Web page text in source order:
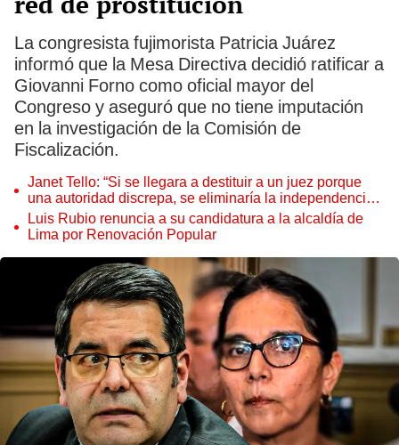
La congresista fujimorista Patricia Juárez
informó que la Mesa Directiva decidió ratificar a
Giovanni Forno como oficial mayor del
Congreso y aseguró que no tiene imputación
en la investigación de la Comisión de
Fiscalización.
Janet Tello: “Si se llegara a destituir a un juez porque
una autoridad discrepa, se eliminaría la independencia
judicial”
Luis Rubio renuncia a su candidatura a la alcaldía de
Lima por Renovación Popular